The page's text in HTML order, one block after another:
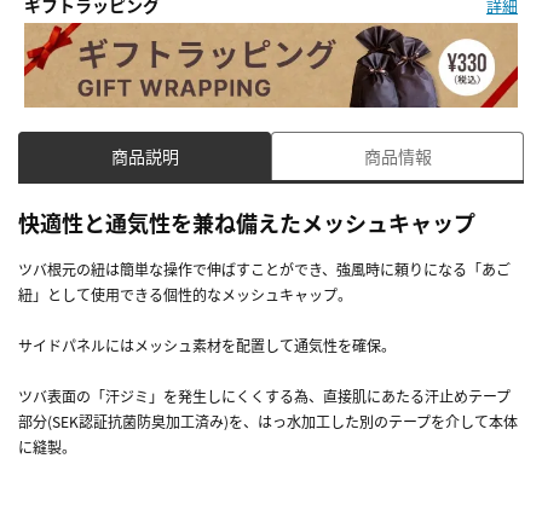
ギフトラッピング 詳細
商品説明 商品情報
快適性と通気性を兼ね備えたメッシュキャップ
ツバ根元の紐は簡単な操作で伸ばすことができ、強風時に頼りになる「あご
紐」として使用できる個性的なメッシュキャップ。
サイドパネルにはメッシュ素材を配置して通気性を確保。
ツバ表面の「汗ジミ」を発生しにくくする為、直接肌にあたる汗止めテープ
部分(SEK認証抗菌防臭加工済み)を、はっ水加工した別のテープを介して本体
に縫製。